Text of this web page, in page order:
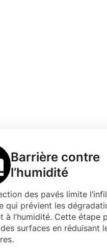
Barrière contre
l’humidité
des pavés limite
qui prévient les
à l’humidité. Cette étape
surfaces en réduisant